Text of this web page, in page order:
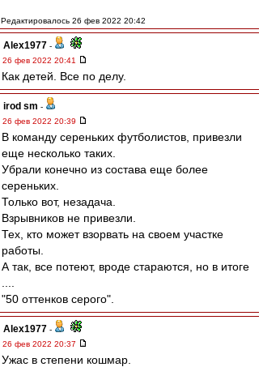
Редактировалось 26 фев 2022 20:42
Alex1977 -
26 фев 2022 20:41
Как детей. Все по делу.
irod sm -
26 фев 2022 20:39
В команду сереньких футболистов, привезли
еще несколько таких.
Убрали конечно из состава еще более
сереньких.
Только вот, незадача.
Взрывников не привезли.
Тех, кто может взорвать на своем участке
работы.
А так, все потеют, вроде стараются, но в итоге
"50 оттенков серого".
Alex1977 -
26 фев 2022 20:37
Ужас в степени кошмар.